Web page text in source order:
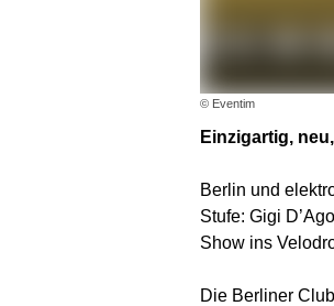
© Eventim
Einzigartig,
Berlin und
Stufe: Gigi
Show ins
Die Berliner